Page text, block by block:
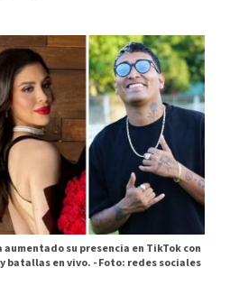
aumentado su presencia en TikTok con
batallas en vivo. -Foto: redes sociales